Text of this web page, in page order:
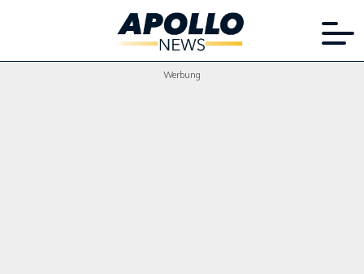
Werbung